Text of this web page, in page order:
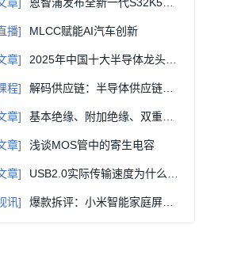
播] MLCC赋能AI汽车创新
章] 2025年中国十大半导体龙头企业
程] 解码供应链：半导体供应链管理与APS应用案例系列课程
章] 基本绝缘、附加绝缘、双重绝缘、加强绝缘，这些概念要弄清楚！
章] 浅谈MOS管中的寄生电容
章] USB2.0实际传输速度为什么与480Mbps相差甚远
讯] 爆款拆评：小米智能家庭屏拆解，10.1 英寸屏里藏着多少黑科技芯片？